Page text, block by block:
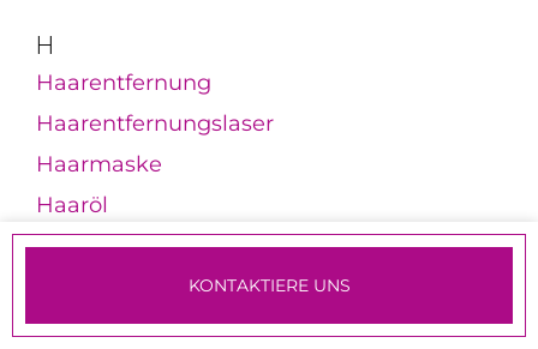
H
Haarentfernung
Haarentfernungslaser
Haarmaske
Haaröl
Haarpflegeprodukte
Haarverdichtung
HämangiomeTERMINE & ANMELDUNG
KONTAKTIERE UNS